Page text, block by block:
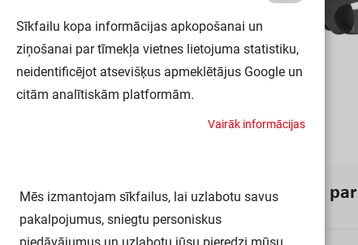
Inform par
Sīkfailu kopa informācijas apkopošanai un
ziņošanai par tīmekļa vietnes lietojuma statistiku,
neidentificējot atsevišķus apmeklētājus Google un
citām analītiskām platformām.
Vairāk informācijas
Mēs izmantojam sīkfailus, lai uzlabotu savus
pakalpojumus, sniegtu personiskus